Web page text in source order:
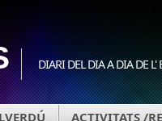
DIARI DEL DIA A DIA DE L'
ACTIVITATS /